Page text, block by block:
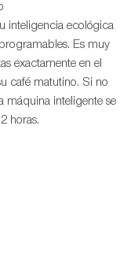
inteligencia ecológica
Es muy
exactamente en el
café matutino. Si no
máquina inteligente se
horas.